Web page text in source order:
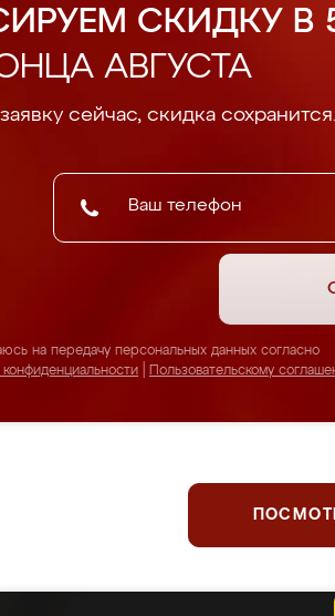
СКИДКУ В
АВГУСТА
сейчас, скидка сохранится.
на передачу персональных данных согласно
конфиденциальности
Пользовательскому